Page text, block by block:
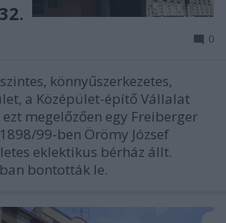
0
könnyűszerkezetes,
a Középület-építő Vállalat
megelőzően egy Freiberger
99-ben Örömy József
eklektikus bérház állt.
bontották le.